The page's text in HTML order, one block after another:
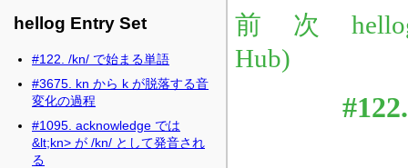
hellog Entry Set
#122. /kn/ で始まる単語
#3675. kn から k が脱落する音
変化の過程
#1095. acknowledge では
&lt;kn> が /kn/ として発音され
る